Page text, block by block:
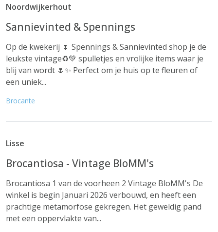
Noordwijkerhout
Sannievinted & Spennings
Op de kwekerij 🌷 Spennings & Sannievinted shop je de
leukste vintage♻️💚 spulletjes en vrolijke items waar je
blij van wordt 🌷✨ Perfect om je huis op te fleuren of
een uniek...
Brocante
Lisse
Brocantiosa - Vintage BloMM's
Brocantiosa 1 van de voorheen 2 Vintage BloMM's De
winkel is begin Januari 2026 verbouwd, en heeft een
prachtige metamorfose gekregen. Het geweldig pand
met een oppervlakte van...